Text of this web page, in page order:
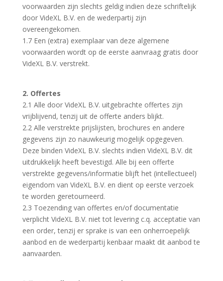
voorwaarden zijn slechts geldig indien deze schriftelijk
door VideXL B.V. en de wederpartij zijn
overeengekomen.
1.7 Een (extra) exemplaar van deze algemene
voorwaarden wordt op de eerste aanvraag gratis door
VideXL B.V. verstrekt.
2. Offertes
2.1 Alle door VideXL B.V. uitgebrachte offertes zijn
vrijblijvend, tenzij uit de offerte anders blijkt.
2.2 Alle verstrekte prijslijsten, brochures en andere
gegevens zijn zo nauwkeurig mogelijk opgegeven.
Deze binden VideXL B.V. slechts indien VideXL B.V. dit
uitdrukkelijk heeft bevestigd. Alle bij een offerte
verstrekte gegevens/informatie blijft het (intellectueel)
eigendom van VideXL B.V. en dient op eerste verzoek
te worden geretourneerd.
2.3 Toezending van offertes en/of documentatie
verplicht VideXL B.V. niet tot levering c.q. acceptatie van
een order, tenzij er sprake is van een onherroepelijk
aanbod en de wederpartij kenbaar maakt dit aanbod te
aanvaarden.